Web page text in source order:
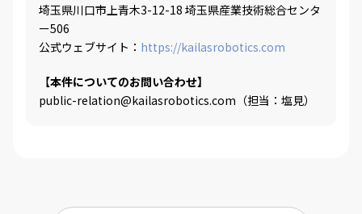
埼玉県川口市上青木3-12-18 埼玉県産業技術総合センタ
ー506
公式ウェブサイト： https://kailasrobotics.com
【本件についてのお問い合わせ】
public-relation@kailasrobotics.com（担当：塩見）